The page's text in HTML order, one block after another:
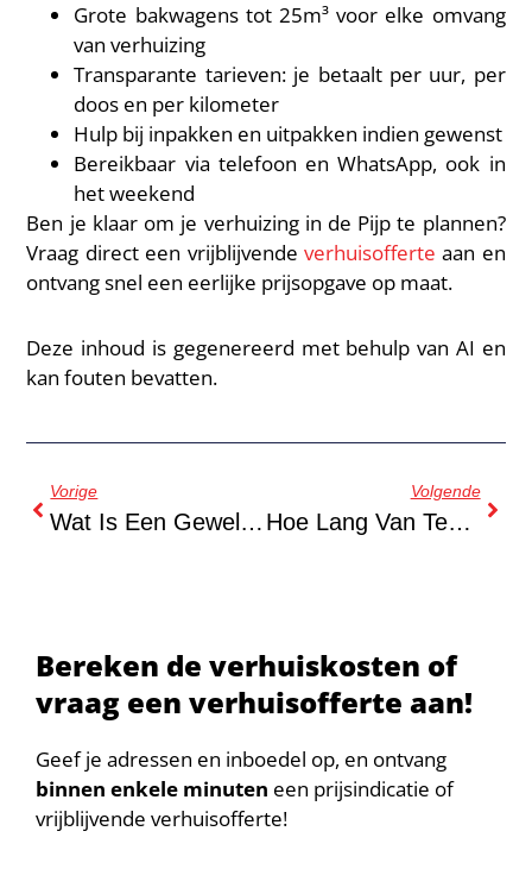
Grote bakwagens tot 25m³ voor elke omvang
van verhuizing
Transparante tarieven: je betaalt per uur, per
doos en per kilometer
Hulp bij inpakken en uitpakken indien gewenst
Bereikbaar via telefoon en WhatsApp, ook in
het weekend
Ben je klaar om je verhuizing in de Pijp te plannen?
Vraag direct een vrijblijvende verhuisofferte aan en
ontvang snel een eerlijke prijsopgave op maat.
Deze inhoud is gegenereerd met behulp van AI en
kan fouten bevatten.
Vorige
Wat Is Een Geweldige Verhuistip?
Volgende
Hoe Lang Van Tevoren Moet Je Een Verhuizing Plannen?
Bereken de verhuiskosten of
vraag een verhuisofferte aan!
Geef je adressen en inboedel op, en ontvang
binnen enkele minuten een prijsindicatie of
vrijblijvende verhuisofferte!